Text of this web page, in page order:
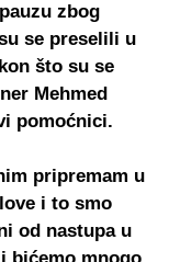
zbog
se preselili u
što su se
Mehmed
pomoćnici.
pripremam u
i to smo
od nastupa u